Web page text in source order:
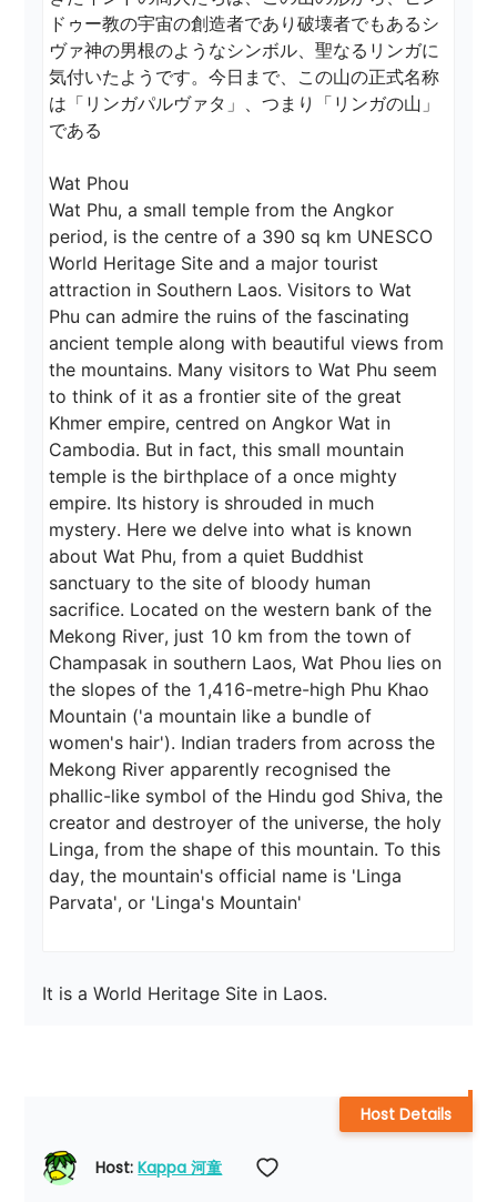
ドゥー教の宇宙の創造者であり破壊者でもあるシ
ヴァ神の男根のようなシンボル、聖なるリンガに
気付いたようです。今日まで、この山の正式名称
は「リンガパルヴァタ」、つまり「リンガの山」
である
Wat Phou
Wat Phu, a small temple from the Angkor
period, is the centre of a 390 sq km UNESCO
World Heritage Site and a major tourist
attraction in Southern Laos. Visitors to Wat
Phu can admire the ruins of the fascinating
ancient temple along with beautiful views from
the mountains. Many visitors to Wat Phu seem
to think of it as a frontier site of the great
Khmer empire, centred on Angkor Wat in
Cambodia. But in fact, this small mountain
temple is the birthplace of a once mighty
empire. Its history is shrouded in much
mystery. Here we delve into what is known
about Wat Phu, from a quiet Buddhist
sanctuary to the site of bloody human
sacrifice. Located on the western bank of the
Mekong River, just 10 km from the town of
Champasak in southern Laos, Wat Phou lies on
the slopes of the 1,416-metre-high Phu Khao
Mountain ('a mountain like a bundle of
women's hair'). Indian traders from across the
Mekong River apparently recognised the
phallic-like symbol of the Hindu god Shiva, the
creator and destroyer of the universe, the holy
Linga, from the shape of this mountain. To this
day, the mountain's official name is 'Linga
It is a World Heritage Site in Laos.
Host: Kappa 河童
Host Details